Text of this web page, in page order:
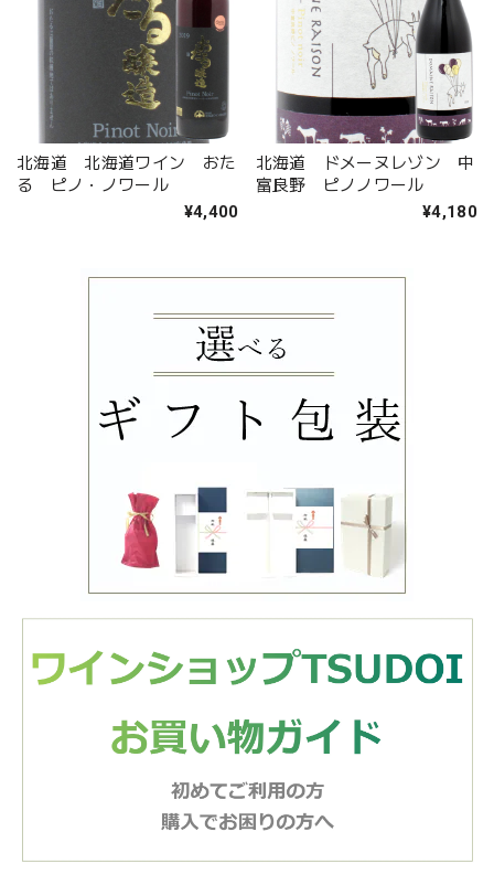
北海道 北海道ワイン おた
る ピノ・ノワール
¥4,400
北海道 ドメーヌレゾン 中
富良野 ピノノワール
¥4,180